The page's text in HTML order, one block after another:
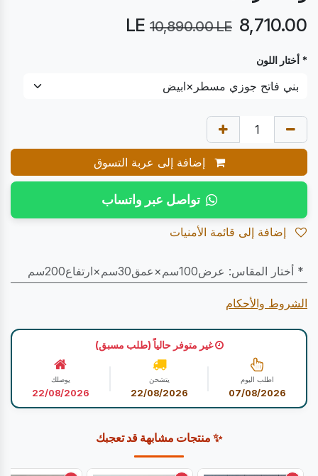
8,710.00
10,890.00LE
* أختار اللون
إضافة إلى عربة التسوق
تواصل عبر واتساب
* أختار المقاس: عرض100سم×عمق30سم×ارتفاع200سم
الشروط والأحكام
غير متوفر حالياً (طلب مسبق)
اطلب اليوم
07/08/2026
يتشحن
22/08/2026
يوصلك
22/08/2026
✨ منتجات مشابهة قد تعجبك